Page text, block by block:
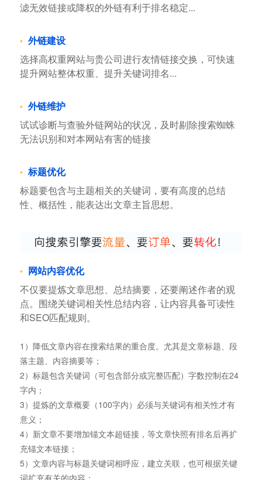
滤无效链接或降权的外链有利于排名稳定...
外链建设
选择高权重网站与贵公司进行友情链接交换，可快速
提升网站整体权重、提升关键词排名...
外链维护
试试诊断与查验外链网站的状况，及时剔除搜索蜘蛛
无法识别和对本网站有害的链接
标题优化
标题要包含与主题相关的关键词，要有高度的总结
性、概括性，能表达出文章主旨思想。
网站内容优化
不仅要提炼文章思想、总结摘要，还要阐述作者的观
点。围绕关键词相关性总结内容，让内容具备可读性
和SEO匹配规则。
1）降低文章内容在搜索结果的重合度。尤其是文章标题、段
落主题、内容摘要等；
2）标题包含关键词（可包含部分或完整匹配）字数控制在24
字内；
3）提炼的文章概要（100字内）必须与关键词有相关性才有
意义；
4）新文章不要增加锚文本超链接，等文章快照有排名后再扩
充锚文本链接；
5）文章内容与标题关键词相呼应，建立关联，也可根据关键